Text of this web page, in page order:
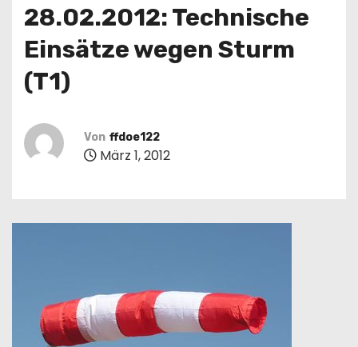
28.02.2012: Technische
Einsätze wegen Sturm
(T1)
Von ffdoe122
März 1, 2012